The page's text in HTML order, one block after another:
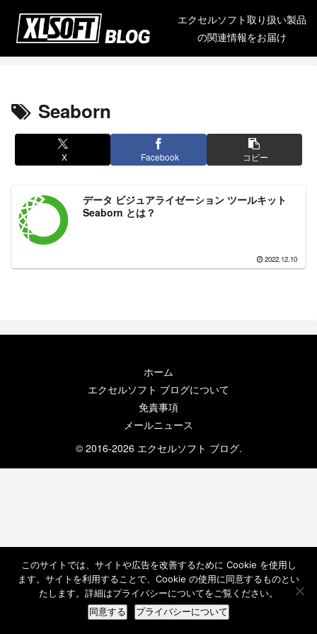
エクセルソフト取り扱い製品
の関連情報をお届け
Seaborn
X Facebook コピー
データ ビジュアライゼーション ツールキット
Seaborn とは？
2022.12.10
ホーム
エクセルソフト ブログについて
免責事項
メールニュース
© 2016-2026 エクセルソフト ブログ.
このサイトでは、サイトや広告を改善するために Cookie を使用し
ます。サイトを利用することで、Cookie の使用に同意するものとい
たします。詳細はプライバシーについてをご覧ください。
同意する プライバシーについて